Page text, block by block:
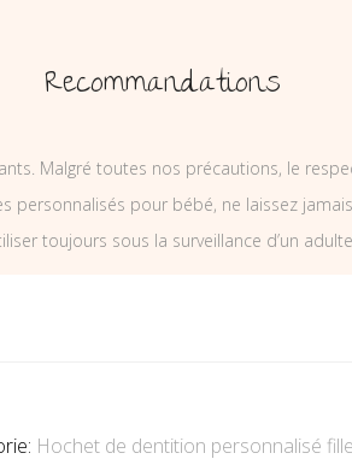
Recommandations
Malgré toutes nos précautions, le
personnalisés pour bébé, ne laissez
toujours sous la surveillance d’un adulte
Hochet de dentition personnalisé